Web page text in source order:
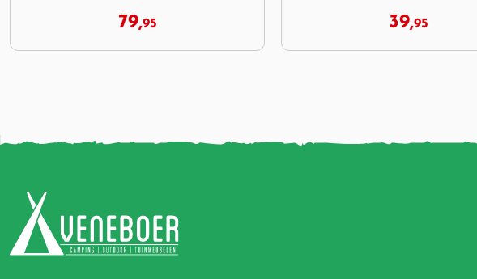
39,95 369,95